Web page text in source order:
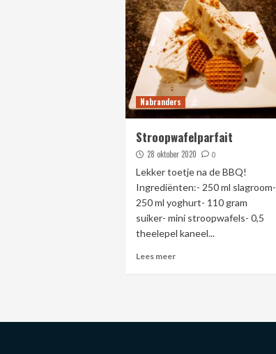
Nabranders
Stroopwafelparfait
28 oktober 2020 0
Lekker toetje na de BBQ!
Ingrediënten:- 250 ml slagroom-
250 ml yoghurt- 110 gram
suiker- mini stroopwafels- 0,5
theelepel kaneel...
Lees meer